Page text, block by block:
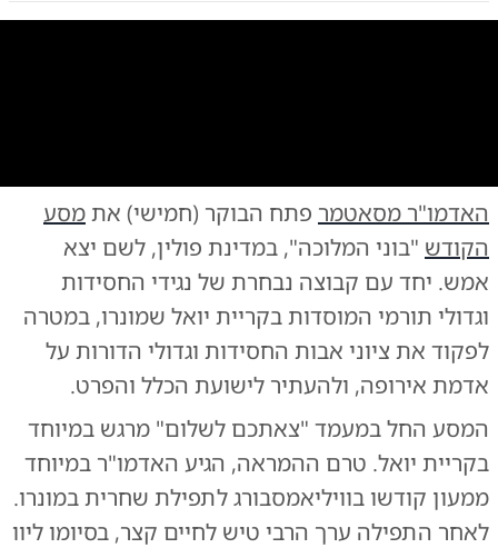
מעמד צאתכם לשלום לאדמו"ר מסאטמר |צילום:צילום: באדיבות המצלם האדמו"ר מסאטמר פתח הבוקר (חמישי) אתמסע
הקודש "בוני המלוכה", במדינת פולין, לשם יצא
אמש. יחד עם קבוצה נבחרת של נגידי החסידות
וגדולי תורמי המוסדות בקריית יואל שמונרו, במטרה
לפקוד את ציוני אבות החסידות וגדולי הדורות על
אדמת אירופה, ולהעתיר לישועת הכלל והפרט.
המסע החל במעמד "צאתכם לשלום" מרגש במיוחד
בקריית יואל. טרם ההמראה, הגיע האדמו"ר במיוחד
ממעון קודשו בוויליאמסבורג לתפילת שחרית במונרו.
לאחר התפילה ערך הרבי טיש לחיים קצר, בסיומו ליוו